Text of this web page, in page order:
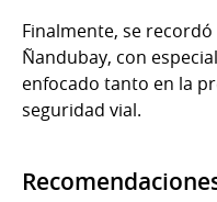
Finalmente, se
Ñandubay, con
enfocado tanto en la
seguridad vial.